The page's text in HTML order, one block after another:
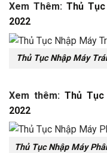
Xem Thêm: Thủ
2022
Thủ Tục Nhập Máy
Xem thêm: Thủ Tục
2022
Thủ Tục Nhập Máy